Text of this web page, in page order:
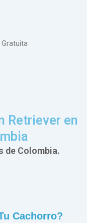
Retriever en
de Colombia.
Cachorro?